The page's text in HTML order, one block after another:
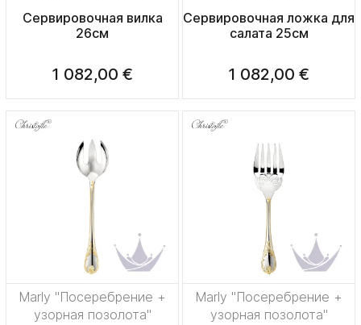
Сервировочная вилка
26см
1 082,00 €
Сервировочная ложка для
салата 25см
1 082,00 €
Marly "Посеребрение +
узорная позолота"
Marly "Посеребрение +
узорная позолота"